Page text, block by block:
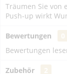
Träumen Sie von
Push-up wirkt
Bewertungen
Bewertungen
Zubehör